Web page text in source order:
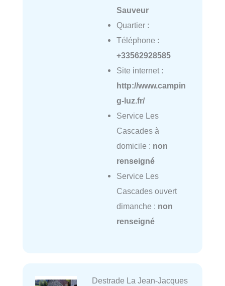
Sauveur
Quartier :
Téléphone :
+33562928585
Site internet :
http://www.campin
g-luz.fr/
Service Les
Cascades à
domicile : non
renseigné
Service Les
Cascades ouvert
dimanche : non
renseigné
Destrade La Jean-Jacques